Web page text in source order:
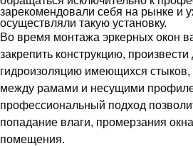
зарекомендовали себя на рынке и
осуществляли такую установку.
Во время монтажа эркерных окон
закрепить конструкцию,
гидроизоляцию имеющихся стыков,
между рамами и несущими
профессиональный подход
попадание влаги, промерзания
помещения.